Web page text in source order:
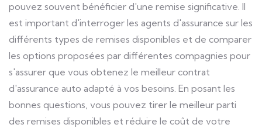
pouvez souvent bénéficier d'une remise significative. Il
est important d'interroger les agents d'assurance sur les
différents types de remises disponibles et de comparer
les options proposées par différentes compagnies pour
s'assurer que vous obtenez le meilleur contrat
d'assurance auto adapté à vos besoins. En posant les
bonnes questions, vous pouvez tirer le meilleur parti
des remises disponibles et réduire le coût de votre